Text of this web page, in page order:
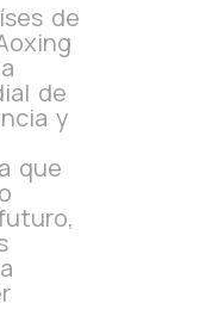
de
de
y
que